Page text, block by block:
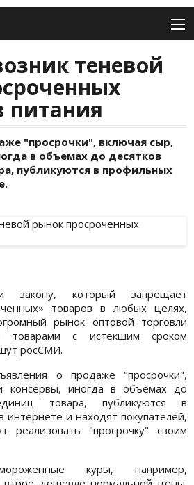
теневой
питания
"просрочки", включая сыр,
в объемах до десятков
публикуются в профильных
закону, который запрещает
товаров в любых целях,
рынок оптовой торговли
товарами с истекшим сроком
росСМИ.
о продаже "просрочки",
консервы, иногда в объемах до
товара, публикуются в
интернете и находят покупателей,
реализовать "просрочку" своим
куры, например,